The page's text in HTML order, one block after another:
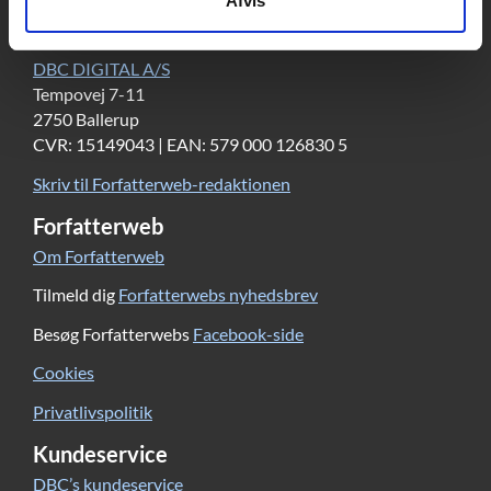
Kontakt
DBC DIGITAL A/S
Tempovej 7-11
2750 Ballerup
CVR: 15149043 | EAN: 579 000 126830 5
Skriv til Forfatterweb-redaktionen
Forfatterweb
Om Forfatterweb
Tilmeld dig Forfatterwebs nyhedsbrev
Besøg Forfatterwebs Facebook-side
Cookies
Privatlivspolitik
Kundeservice
DBC’s kundeservice